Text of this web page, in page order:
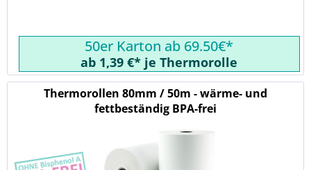
50er Karton ab 69.50€*
ab 1,39 €* je Thermorolle
Thermorollen 80mm / 50m - wärme- und
fettbeständig BPA-frei